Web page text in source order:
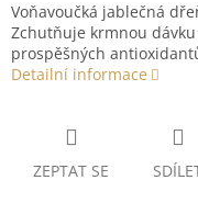
Voňavoučká jablečná
Zchutňuje krmnou
prospěšných
Detailní informace
ZEPTAT SE